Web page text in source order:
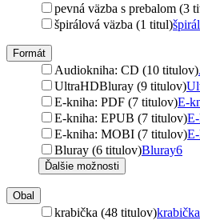
pevná väzba s prebalom (3
špirálová väzba (1 titul)
Formát
Audiokniha: CD (10 titulov)
UltraHDBluray (9 titulov)
E-kniha: PDF (7 titulov)E-
E-kniha: EPUB (7 titulov)
E-kniha: MOBI (7 titulov)
Bluray (6 titulov)Bluray6
Ďalšie možnosti
Obal
krabička (48 titulov)krabička